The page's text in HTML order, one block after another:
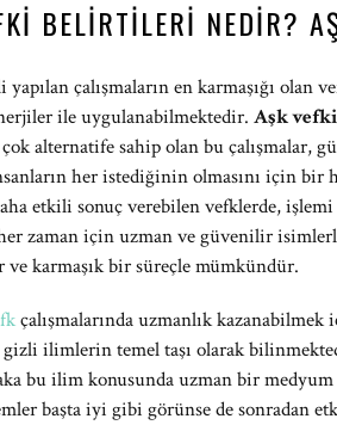
BELIRTILERI NEDIR?
çalışmaların en karmaşığı olan
ile uygulanabilmektedir. Aşk
alternatife sahip olan bu çalışmalar,
her istediğinin olmasını için
etkili sonuç verebilen vefklerde,
zaman için uzman ve güvenilir
ve karmaşık bir süreçle mümkündür.
çalışmalarında uzmanlık
gizli ilimlerin temel taşı olarak
bu ilim konusunda uzman bir
başta iyi gibi görünse de sonradan